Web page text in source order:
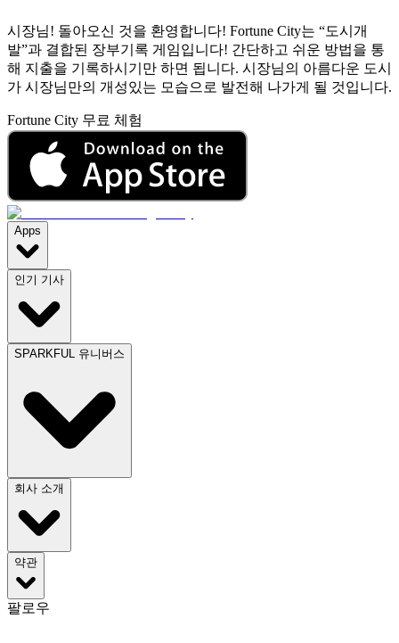
시장님! 돌아오신 것을 환영합니다! Fortune City는 “도시개
발”과 결합된 장부기록 게임입니다! 간단하고 쉬운 방법을 통
해 지출을 기록하시기만 하면 됩니다. 시장님의 아름다운 도시
가 시장님만의 개성있는 모습으로 발전해 나가게 될 것입니다.
Fortune City 무료 체험
Apps
인기 기사
SPARKFUL 유니버스
회사 소개
약관
팔로우